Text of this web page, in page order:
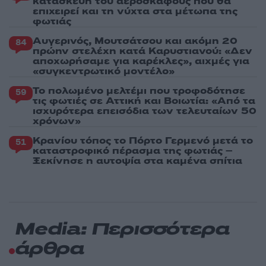
επιχειρεί και τη νύχτα στα μέτωπα της
φωτιάς
84 Αυγερινός, Μουτσάτσου και ακόμη 20
πρώην στελέχη κατά Καρυστιανού: «Δεν
αποχωρήσαμε για καρέκλες», αιχμές για
«συγκεντρωτικό μοντέλο»
59 Το πολωμένο μελτέμι που τροφοδότησε
τις φωτιές σε Αττική και Βοιωτία: «Από τα
ισχυρότερα επεισόδια των τελευταίων 50
χρόνων»
51 Κρανίου τόπος το Πόρτο Γερμενό μετά το
καταστροφικό πέρασμα της φωτιάς –
Ξεκίνησε η αυτοψία στα καμένα σπίτια
Media: Περισσότερα
άρθρα